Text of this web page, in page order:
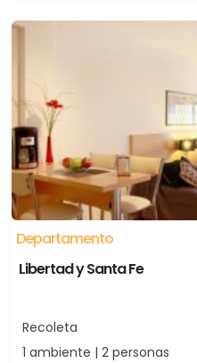
Departamento
Libertad y Santa Fe
Recoleta
1 ambiente | 2 personas